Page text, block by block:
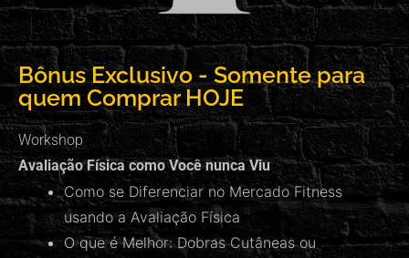
Bônus Exclusivo - Somente para
quem Comprar HOJE
Workshop
Avaliação Física como Você nunca Viu
Como se Diferenciar no Mercado Fitness
usando a Avaliação Física
O que é Melhor: Dobras Cutâneas ou